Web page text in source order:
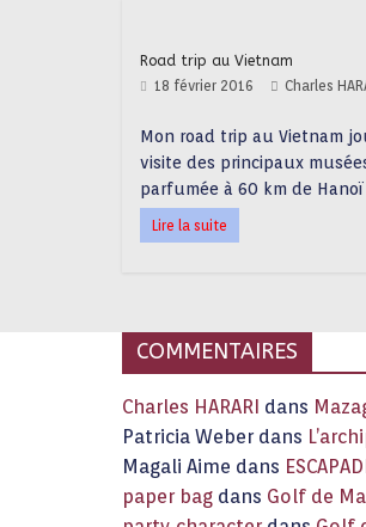
Road trip au Vietnam
18 février 2016 Charles
Mon road trip au Vietnam
visite des principaux
parfumée à 60 km de Hanoï
Lire la suite
COMMENTAIRES
Charles HARARI dans
Patricia Weber dans
Magali Aime dans
paper bag dans Golf de